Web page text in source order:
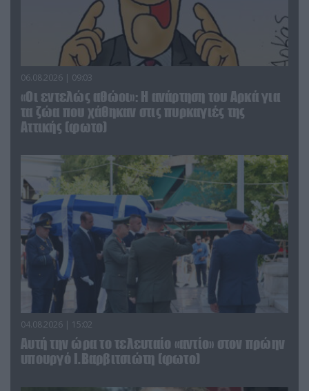
06.08.2026 | 09:03
«Οι εντελώς αθώοι»: Η ανάρτηση του Αρκά για
τα ζώα που χάθηκαν στις πυρκαγιές της
Αττικής (φωτο)
04.08.2026 | 15:02
Αυτή την ώρα το τελευταίο «αντίο» στον πρώην
υπουργό Ι.Βαρβιτσιώτη (φωτο)